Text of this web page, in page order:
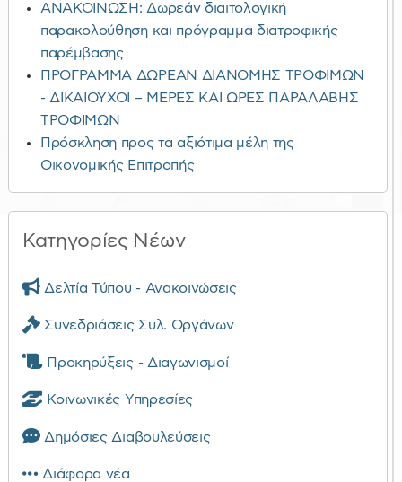
ΑΝΑΚΟΙΝΩΣΗ: Δωρεάν διαιτολογική
παρακολούθηση και πρόγραμμα διατροφικής
παρέμβασης
ΠΡΟΓΡΑΜΜΑ ΔΩΡΕΑΝ ΔΙΑΝΟΜΗΣ ΤΡΟΦΙΜΩΝ
- ΔΙΚΑΙΟΥΧΟΙ – ΜΕΡΕΣ ΚΑΙ ΩΡΕΣ ΠΑΡΑΛΑΒΗΣ
ΤΡΟΦΙΜΩΝ
Πρόσκληση προς τα αξιότιμα μέλη της
Οικονομικής Επιτροπής
Κατηγορίες Νέων
Δελτία Τύπου - Ανακοινώσεις
Συνεδριάσεις Συλ. Οργάνων
Προκηρύξεις - Διαγωνισμοί
Κοινωνικές Υπηρεσίες
Δημόσιες Διαβουλεύσεις
Διάφορα νέα